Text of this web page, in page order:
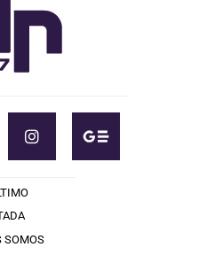
SOMOS